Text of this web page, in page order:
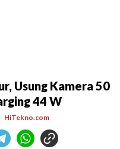
Usung Kamera 50
44 W
HiTekno.com